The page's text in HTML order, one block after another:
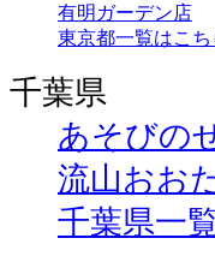
有明ガーデン店
東京都一覧はこち
千葉県
あそびの
流山おお
千葉県一